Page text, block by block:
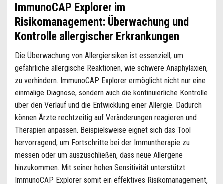
ImmunoCAP Explorer im
Risikomanagement: Überwachung und
Kontrolle allergischer Erkrankungen
Die Überwachung von Allergierisiken ist essenziell, um
gefährliche allergische Reaktionen, wie schwere Anaphylaxien,
zu verhindern. ImmunoCAP Explorer ermöglicht nicht nur eine
einmalige Diagnose, sondern auch die kontinuierliche Kontrolle
über den Verlauf und die Entwicklung einer Allergie. Dadurch
können Ärzte rechtzeitig auf Veränderungen reagieren und
Therapien anpassen. Beispielsweise eignet sich das Tool
hervorragend, um Fortschritte bei der Immuntherapie zu
messen oder um auszuschließen, dass neue Allergene
hinzukommen. Mit seiner hohen Sensitivität unterstützt
ImmunoCAP Explorer somit ein effektives Risikomanagement,